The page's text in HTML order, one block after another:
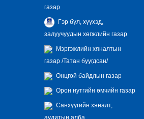
газар
Гэр бүл, хүүхэд,
залуучуудын хөгжлийн газар
Мэргэжлийн хяналтын
газар /Татан буугдсан/
Онцгой байдлын газар
Орон нутгийн өмчийн газар
Санхүүгийн хяналт,
аудитын алба